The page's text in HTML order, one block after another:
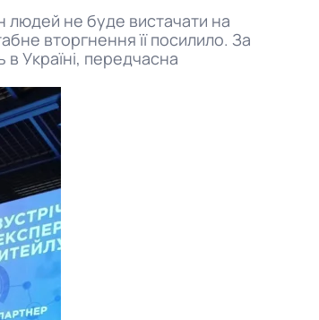
не буде вистачати на
вторгнення її посилило. За
в Україні, передчасна